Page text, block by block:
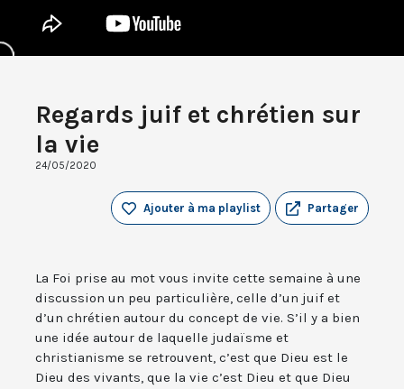
Regards juif et chrétien sur
la vie
24/05/2020
Partager
Ajouter à ma playlist
La Foi prise au mot vous invite cette semaine à une
discussion un peu particulière, celle d’un juif et
d’un chrétien autour du concept de vie. S’il y a bien
une idée autour de laquelle judaïsme et
christianisme se retrouvent, c’est que Dieu est le
Dieu des vivants, que la vie c’est Dieu et que Dieu